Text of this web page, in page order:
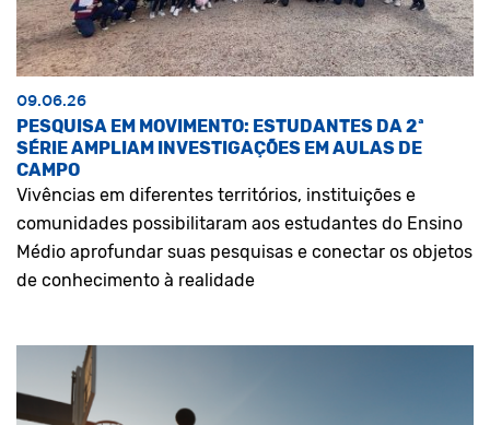
09.06.26
PESQUISA EM MOVIMENTO: ESTUDANTES DA 2ª
SÉRIE AMPLIAM INVESTIGAÇÕES EM AULAS DE
CAMPO
Vivências em diferentes territórios, instituições e
comunidades possibilitaram aos estudantes do Ensino
Médio aprofundar suas pesquisas e conectar os objetos
de conhecimento à realidade